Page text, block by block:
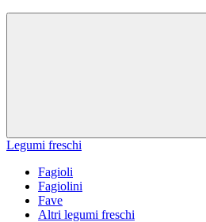
Legumi freschi
Fagioli
Fagiolini
Fave
Altri legumi freschi